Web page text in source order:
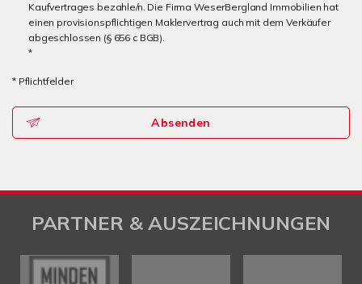
Kaufvertrages bezahle/n. Die Firma WeserBergland Immobilien hat
einen provisionspflichtigen Maklervertrag auch mit dem Verkäufer
abgeschlossen (§ 656 c BGB).
*
* Pflichtfelder
Absenden
PARTNER & AUSZEICHNUNGEN